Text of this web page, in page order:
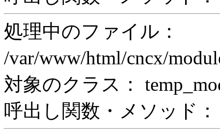
処理中のファイル：
/var/www/html/cncx/
対象のクラス：
呼出し関数・メソッド：